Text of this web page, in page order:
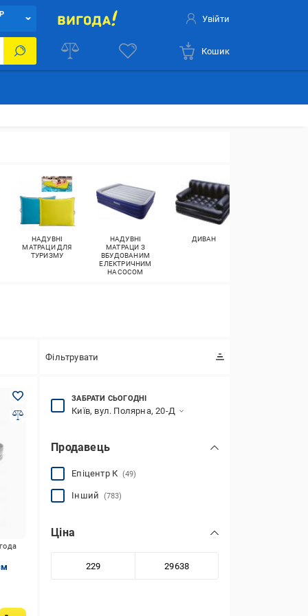
Увійти
Кошик
НАДУВНІ
МАТРАЦИ ДЛЯ
ТУРИЗМУ
НАДУВНІ
МАТРАЦИ З
ВБУДОВАНИМ
ЕЛЕКТРИЧНИМ
НАСОСОМ
ДИВАН
Фільтрувати
ЗАБРАТИ СЬОГОДНІ
Київ, вул. Полярна, 20-Д
Продавець
Епіцентр К (49)
Інший (783)
Ціна